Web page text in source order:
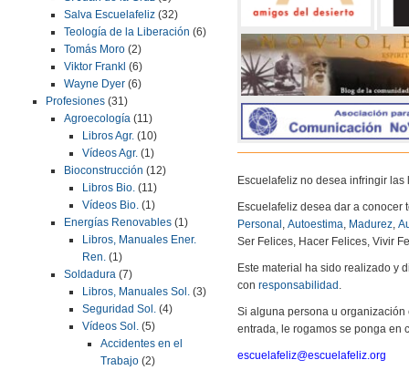
Salva Escuelafeliz (32)
Teología de la Liberación (6)
Tomás Moro (2)
Viktor Frankl (6)
Wayne Dyer (6)
Profesiones (31)
Agroecología (11)
Libros Agr. (10)
Vídeos Agr. (1)
Bioconstrucción (12)
Libros Bio. (11)
Vídeos Bio. (1)
Energías Renovables (1)
Libros, Manuales Ener.
Ren. (1)
Soldadura (7)
Libros, Manuales Sol. (3)
Seguridad Sol. (4)
Vídeos Sol. (5)
Accidentes en el
Trabajo (2)
Escuelafeliz no desea infringir
Escuelafeliz desea dar a
Personal , Autoestima, Madurez,
Ser Felices, Hacer Felices, Vivir
Este material ha sido realizado y
con responsabilidad .
Si alguna persona u
entrada, le rogamos se ponga en
escuelafeliz@escuelafeliz.org